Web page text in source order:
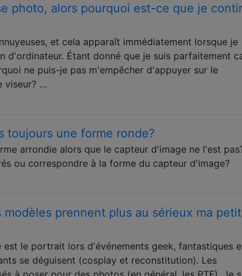
photo, alors pourquoi est-ce que je
et cela apparaît immédiatement lorsque je
d'ordinateur. Étant donné que je suis parfaitement
ne puis-je pas m'empêcher d'appuyer sur le
viseur? …
toujours une forme ronde?
arrondie alors que le capteur d'image ne l'est
ou correspondre à la forme du capteur d'image?
prennent plus au sérieux ma
le portrait lors d'événements geek, fantastiques
se déguisent (cosplay et reconstitution). Les